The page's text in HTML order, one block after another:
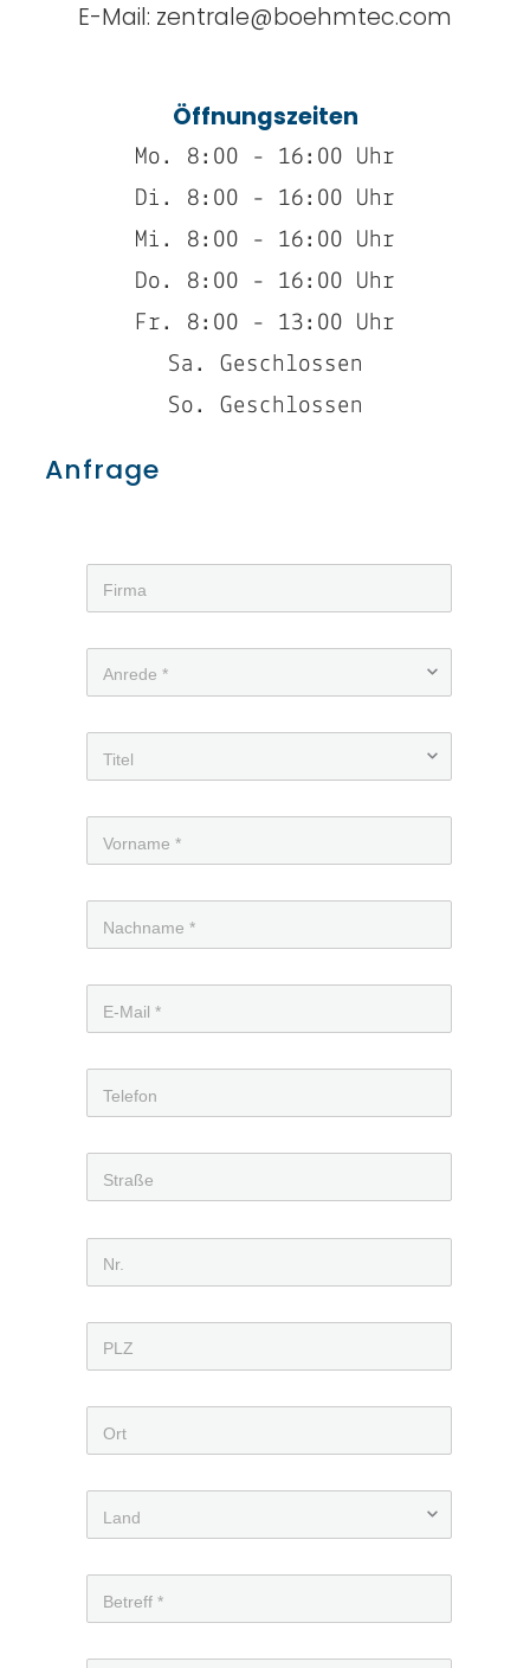
E-Mail: zentrale@boehmtec.com
Öffnungszeiten
Mo. 8:00 - 16:00 Uhr
Di. 8:00 - 16:00 Uhr
Mi. 8:00 - 16:00 Uhr
Do. 8:00 - 16:00 Uhr
Fr. 8:00 - 13:00 Uhr
Sa. Geschlossen
So. Geschlossen
Anfrage